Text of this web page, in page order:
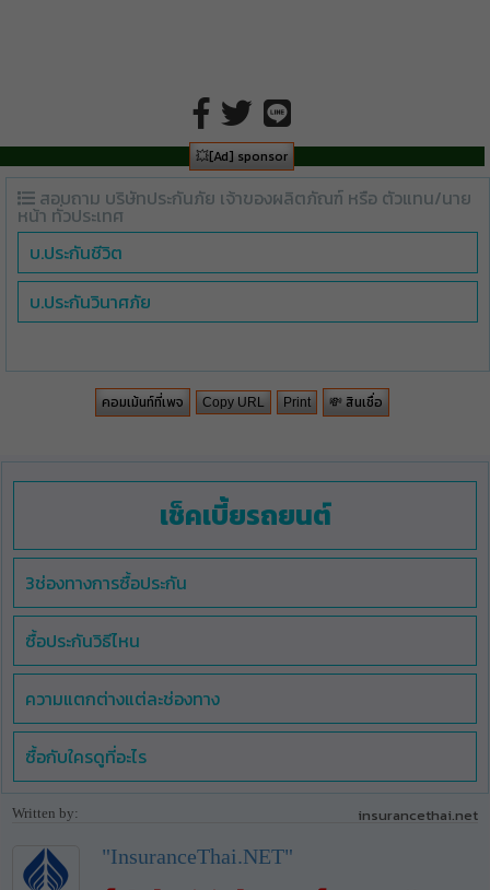
💥[Ad] sponsor
สอบถาม บริษัทประกันภัย เจ้าของผลิตภัณฑ์ หรือ ตัวแทน/นาย
หน้า ทั่วประเทศ
บ.ประกันชีวิต
บ.ประกันวินาศภัย
คอมเม้นท์ที่เพจ Copy URL Print 💸 สินเชื่อ
เช็คเบี้ยรถยนต์
3ช่องทางการซื้อประกัน
ซื้อประกันวิธีไหน
ความแตกต่างแต่ละช่องทาง
ซื้อกับใครดูที่อะไร
Written by: insurancethai.net
"InsuranceThai.NET"